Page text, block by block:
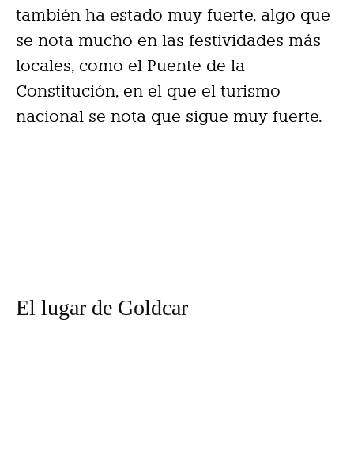
también ha estado muy fuerte, algo que
se nota mucho en las festividades más
locales, como el Puente de la
Constitución, en el que el turismo
nacional se nota que sigue muy fuerte.
El lugar de Goldcar